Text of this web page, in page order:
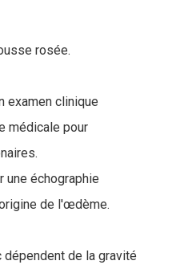
rosée.
examen clinique
médicale pour
une échographie
de l'œdème.
de la gravité